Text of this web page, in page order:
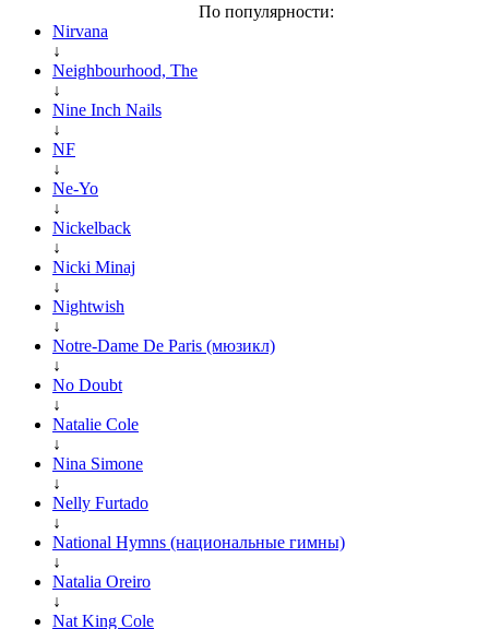
По популярности:
Nirvana
↓
Neighbourhood, The
↓
Nine Inch Nails
↓
NF
↓
Ne-Yo
↓
Nickelback
↓
Nicki Minaj
↓
Nightwish
↓
Notre-Dame De Paris (мюзикл)
↓
No Doubt
↓
Natalie Cole
↓
Nina Simone
↓
Nelly Furtado
↓
National Hymns (национальные гимны)
↓
Natalia Oreiro
↓
Nat King Cole